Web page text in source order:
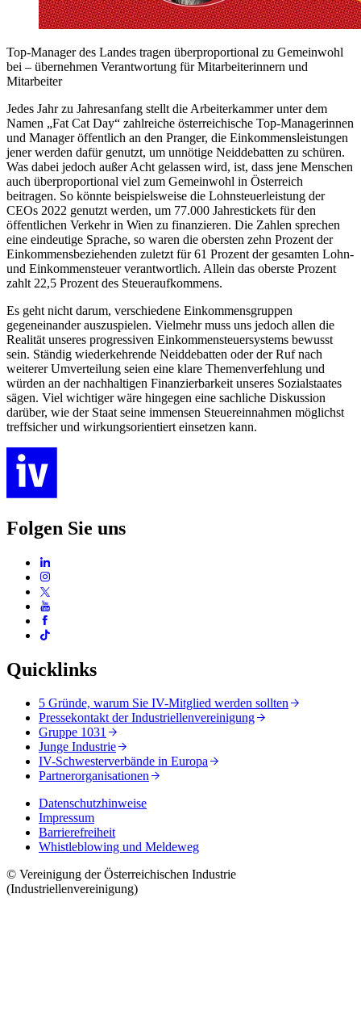
Top-Manager des Landes tragen überproportional zu Gemeinwohl
bei – übernehmen Verantwortung für Mitarbeiterinnern und
Mitarbeiter
Jedes Jahr zu Jahresanfang stellt die Arbeiterkammer unter dem
Namen „Fat Cat Day“ zahlreiche österreichische Top-Managerinnen
und Manager öffentlich an den Pranger, die Einkommensleistungen
jener werden dafür genutzt, um unnötige Neiddebatten zu schüren.
Was dabei jedoch außer Acht gelassen wird, ist, dass jene Menschen
auch überproportional viel zum Gemeinwohl in Österreich
beitragen. So könnte beispielsweise die Lohnsteuerleistung der
CEOs 2022 genutzt werden, um 77.000 Jahrestickets für den
öffentlichen Verkehr in Wien zu finanzieren. Die Zahlen sprechen
eine eindeutige Sprache, so waren die obersten zehn Prozent der
Einkommensbeziehenden zuletzt für 61 Prozent der gesamten Lohn-
und Einkommensteuer verantwortlich. Allein das oberste Prozent
zahlt 22,5 Prozent des Steueraufkommens.
Es geht nicht darum, verschiedene Einkommensgruppen
gegeneinander auszuspielen. Vielmehr muss uns jedoch allen die
Realität unseres progressiven Einkommensteuersystems bewusst
sein. Ständig wiederkehrende Neiddebatten oder der Ruf nach
weiterer Umverteilung seien eine klare Themenverfehlung und
würden an der nachhaltigen Finanzierbarkeit unseres Sozialstaates
sägen. Viel wichtiger wäre hingegen eine sachliche Diskussion
darüber, wie der Staat seine immensen Steuereinnahmen möglichst
treffsicher und wirkungsorientiert einsetzen kann.
Folgen Sie uns
Quicklinks
5 Gründe, warum Sie IV-Mitglied werden sollten
Pressekontakt der Industriellenvereinigung
Gruppe 1031
Junge Industrie
IV-Schwesterverbände in Europa
Partnerorganisationen
Datenschutzhinweise
Impressum
Barrierefreiheit
Whistleblowing und Meldeweg
© Vereinigung der Österreichischen Industrie
(Industriellenvereinigung)